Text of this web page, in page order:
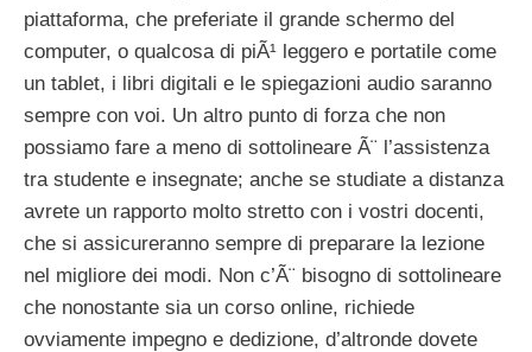
piattaforma, che preferiate il grande schermo del
computer, o qualcosa di piÃ¹ leggero e portatile come
un tablet, i libri digitali e le spiegazioni audio saranno
sempre con voi. Un altro punto di forza che non
possiamo fare a meno di sottolineare Ã¨ l’assistenza
tra studente e insegnate; anche se studiate a distanza
avrete un rapporto molto stretto con i vostri docenti,
che si assicureranno sempre di preparare la lezione
nel migliore dei modi. Non c’Ã¨ bisogno di sottolineare
che nonostante sia un corso online, richiede
ovviamente impegno e dedizione, d’altronde dovete